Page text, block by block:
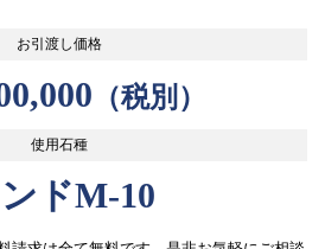
お引渡し価格
（税別）
使用石種
ドM-10